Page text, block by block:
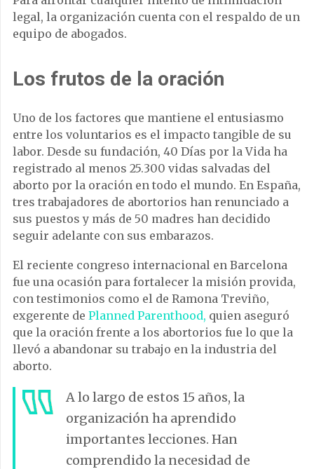
legal, la organización cuenta con el respaldo de un
equipo de abogados.
Los frutos de la oración
Uno de los factores que mantiene el entusiasmo
entre los voluntarios es el impacto tangible de su
labor. Desde su fundación, 40 Días por la Vida ha
registrado al menos 25.300 vidas salvadas del
aborto por la oración en todo el mundo. En España,
tres trabajadores de abortorios han renunciado a
sus puestos y más de 50 madres han decidido
seguir adelante con sus embarazos.
El reciente congreso internacional en Barcelona
fue una ocasión para fortalecer la misión provida,
con testimonios como el de Ramona Treviño,
exgerente de Planned Parenthood, quien aseguró
que la oración frente a los abortorios fue lo que la
llevó a abandonar su trabajo en la industria del
aborto.
A lo largo de estos 15 años, la
organización ha aprendido
importantes lecciones. Han
comprendido la necesidad de